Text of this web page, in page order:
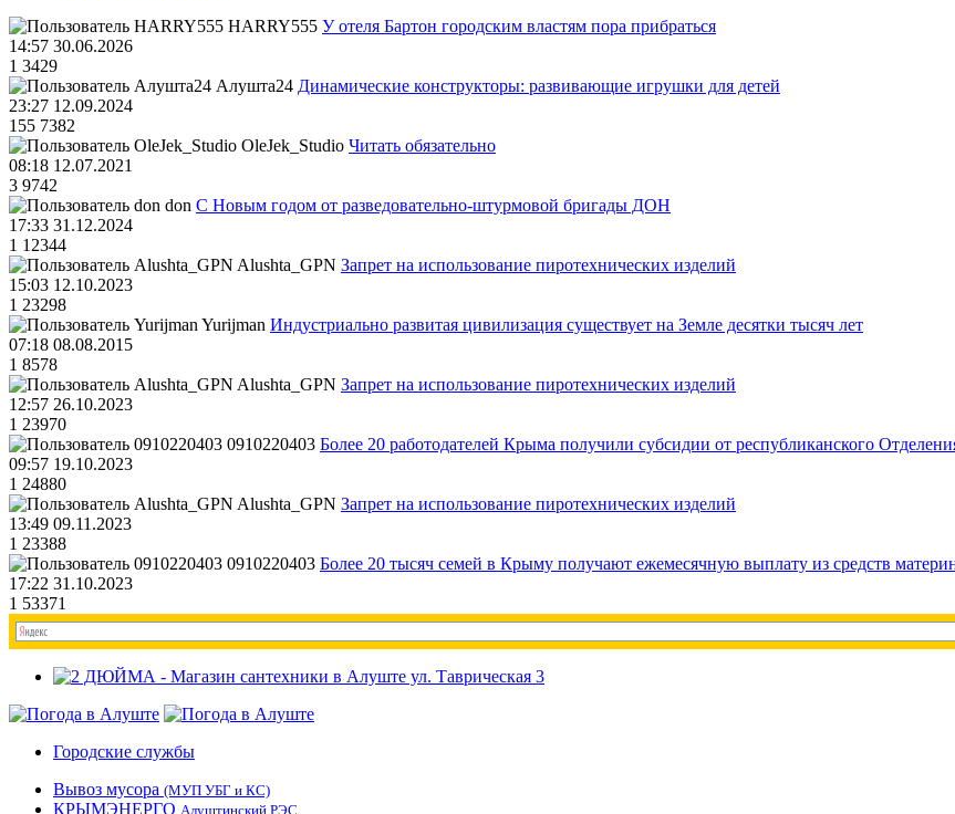
HARRY555 У отеля Бартон городским властям пора прибраться
14:57 30.06.2026
1 3429
Алушта24 Динамические конструкторы: развивающие игрушки для детей
23:27 12.09.2024
155 7382
OleJek_Studio Читать обязательно
08:18 12.07.2021
3 9742
don С Новым годом от разведовательно-штурмовой бригады ДОН
17:33 31.12.2024
1 12344
Alushta_GPN Запрет на использование пиротехнических изделий
15:03 12.10.2023
1 23298
Yurijman Индустриально развитая цивилизация существует на Земле десятки тысяч лет
07:18 08.08.2015
1 8578
Alushta_GPN Запрет на использование пиротехнических изделий
12:57 26.10.2023
1 23970
0910220403 Более 20 работодателей Крыма получили субсидии от республиканского
09:57 19.10.2023
1 24880
Alushta_GPN Запрет на использование пиротехнических изделий
13:49 09.11.2023
1 23388
0910220403 Более 20 тысяч семей в Крыму получают ежемесячную выплату из средств
17:22 31.10.2023
1 53371
Городские службы
Вывоз мусора (МУП УБГ и КС)
КРЫМЭНЕРГО Алуштинский РЭС